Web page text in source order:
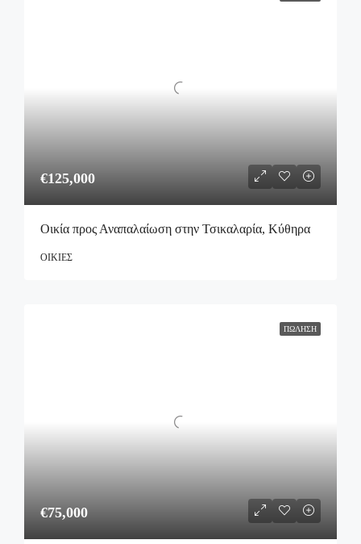
€125,000
Οικία προς Αναπαλαίωση στην Τσικαλαρία, Κύθηρα
ΟΙΚΊΕΣ
ΠΏΛΗΣΗ
€75,000